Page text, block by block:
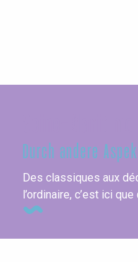
Durch andere
Des classiques aux
l’ordinaire, c’est ici